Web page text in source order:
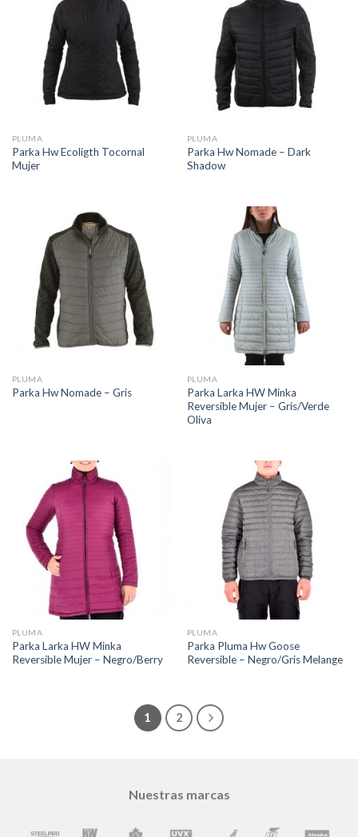
PLUMA
Parka Hw Ecoligth Tocornal
Mujer
PLUMA
Parka Hw Nomade – Dark
Shadow
PLUMA
Parka Hw Nomade – Gris
PLUMA
Parka Larka HW Minka
Reversible Mujer – Gris/Verde
Oliva
PLUMA
Parka Larka HW Minka
Reversible Mujer – Negro/Berry
PLUMA
Parka Pluma Hw Goose
Reversible – Negro/Gris Melange
1 2
Nuestras marcas